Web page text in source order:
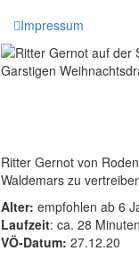
Impressum
Ritter Gernot von
Waldemars zu
Alter: empfohlen ab 6
Laufzeit: ca. 28 Minuten
VÖ-Datum: 27.12.20